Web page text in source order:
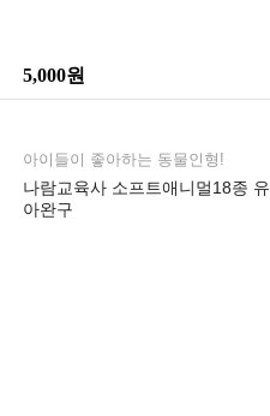
5,000원
아이들이 좋아하는 동물인형!
나람교육사 소프트애니멀18종 유
아완구